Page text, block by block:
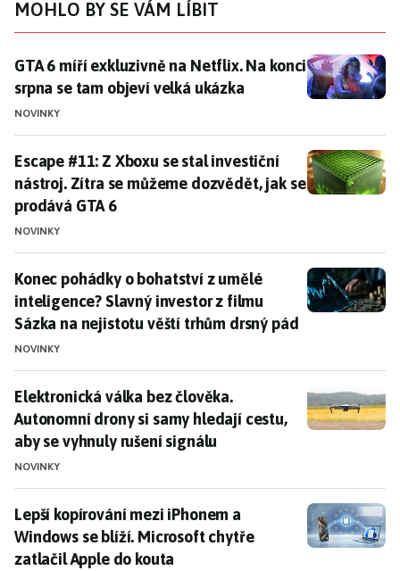
MOHLO BY SE VÁM LÍBIT
GTA 6 míří exkluzivně na Netflix. Na konci srpna se
GTA 6 míří exkluzivně na Netflix. Na konci
srpna se tam objeví velká ukázka
NOVINKY
Escape #11: Z Xboxu se stal investiční nástroj. Zítra
Escape #11: Z Xboxu se stal investiční
nástroj. Zítra se můžeme dozvědět, jak se
prodává GTA 6
NOVINKY
Konec pohádky o bohatství z umělé inteligence?
Konec pohádky o bohatství z umělé
inteligence? Slavný investor z filmu
Sázka na nejistotu věští trhům drsný pád
NOVINKY
Elektronická válka bez člověka. Autonomní drony si
Elektronická válka bez člověka.
Autonomní drony si samy hledají cestu,
aby se vyhnuly rušení signálu
NOVINKY
Lepší kopírování mezi iPhonem a Windows se blíží.
Lepší kopírování mezi iPhonem a
Windows se blíží. Microsoft chytře
zatlačil Apple do kouta